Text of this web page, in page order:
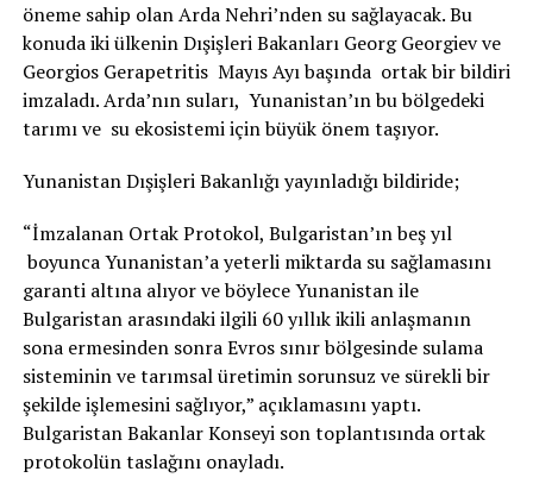
öneme sahip olan Arda Nehri’nden su sağlayacak. Bu
konuda iki ülkenin Dışişleri Bakanları Georg Georgiev ve
Georgios Gerapetritis Mayıs Ayı başında ortak bir bildiri
imzaladı. Arda’nın suları, Yunanistan’ın bu bölgedeki
tarımı ve su ekosistemi için büyük önem taşıyor.
Yunanistan Dışişleri Bakanlığı yayınladığı bildiride;
“İmzalanan Ortak Protokol, Bulgaristan’ın beş yıl
boyunca Yunanistan’a yeterli miktarda su sağlamasını
garanti altına alıyor ve böylece Yunanistan ile
Bulgaristan arasındaki ilgili 60 yıllık ikili anlaşmanın
sona ermesinden sonra Evros sınır bölgesinde sulama
sisteminin ve tarımsal üretimin sorunsuz ve sürekli bir
şekilde işlemesini sağlıyor,” açıklamasını yaptı.
Bulgaristan Bakanlar Konseyi son toplantısında ortak
protokolün taslağını onayladı.